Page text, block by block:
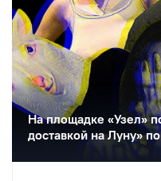
На площадке «Узел»
доставкой на Луну»